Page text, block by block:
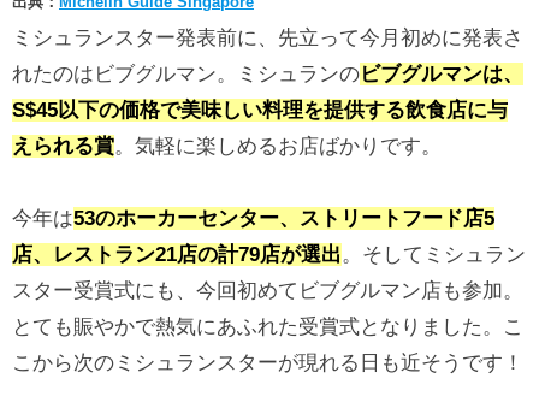
ミシュランスター発表前に、先立って今月初めに発表さ
れたのはビブグルマン。ミシュランのビブグルマンは、
S$45以下の価格で美味しい料理を提供する飲食店に与
えられる賞。気軽に楽しめるお店ばかりです。
今年は53のホーカーセンター、ストリートフード店5
店、レストラン21店の計79店が選出。そしてミシュラン
スター受賞式にも、今回初めてビブグルマン店も参加。
とても賑やかで熱気にあふれた受賞式となりました。こ
こから次のミシュランスターが現れる日も近そうです！